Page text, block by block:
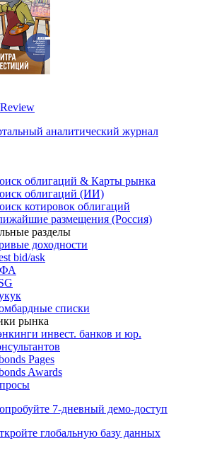
аналитический журнал
облигаций & Карты рынка
облигаций (ИИ)
котировок облигаций
размещения (Россия)
разделы
доходности
bid/ask
списки
рынка
инвест. банков и юр.
Pages